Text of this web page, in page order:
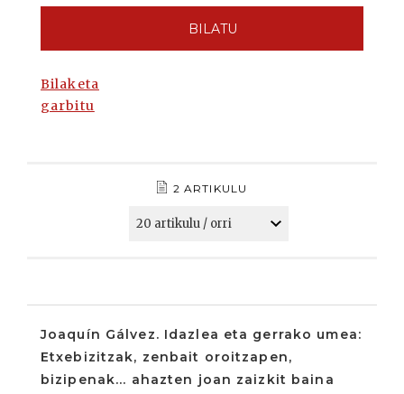
BILATU
Bilaketa
garbitu
2 ARTIKULU
Joaquín Gálvez. Idazlea eta gerrako umea:
Etxebizitzak, zenbait oroitzapen,
bizipenak... ahazten joan zaizkit baina